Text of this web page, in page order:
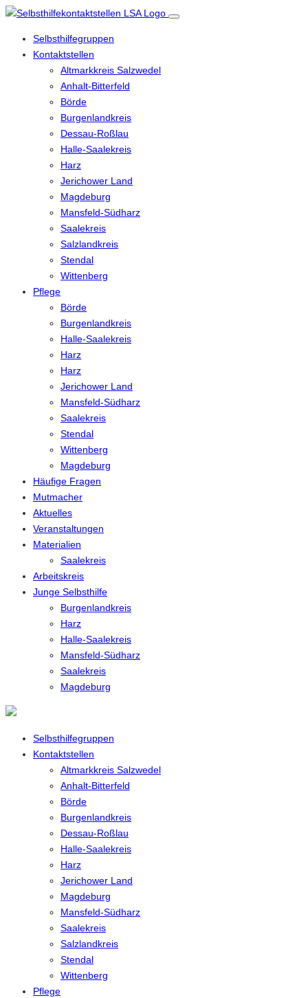
Selbsthilfegruppen
Kontaktstellen
Altmarkkreis Salzwedel
Anhalt-Bitterfeld
Börde
Burgenlandkreis
Dessau-Roßlau
Halle-Saalekreis
Harz
Jerichower Land
Magdeburg
Mansfeld-Südharz
Saalekreis
Salzlandkreis
Stendal
Wittenberg
Pflege
Börde
Burgenlandkreis
Halle-Saalekreis
Harz
Harz
Jerichower Land
Mansfeld-Südharz
Saalekreis
Stendal
Wittenberg
Magdeburg
Häufige Fragen
Mutmacher
Aktuelles
Veranstaltungen
Materialien
Saalekreis
Arbeitskreis
Junge Selbsthilfe
Burgenlandkreis
Harz
Halle-Saalekreis
Mansfeld-Südharz
Saalekreis
Magdeburg
Selbsthilfegruppen
Kontaktstellen
Altmarkkreis Salzwedel
Anhalt-Bitterfeld
Börde
Burgenlandkreis
Dessau-Roßlau
Halle-Saalekreis
Harz
Jerichower Land
Magdeburg
Mansfeld-Südharz
Saalekreis
Salzlandkreis
Stendal
Wittenberg
Pflege